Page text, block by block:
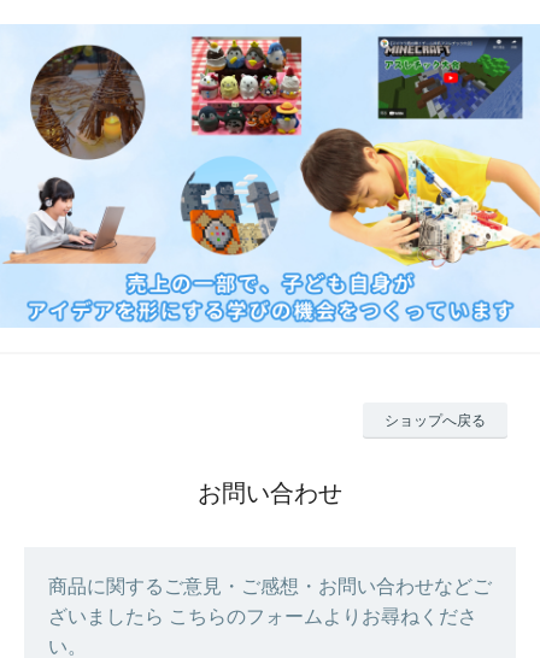
ショップへ戻る
お問い合わせ
商品に関するご意見・ご感想・お問い合わせなどご
ざいましたら こちらのフォームよりお尋ねくださ
い。